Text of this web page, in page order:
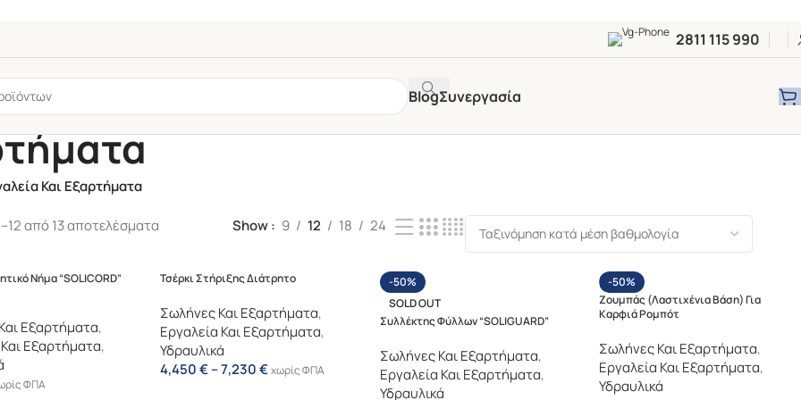
2811 115 990
BlogΣυνεργασία
Και Εξαρτήματα
από 13 αποτελέσματα Show 9 12 18 24
Νήμα “SOLICORD”
Εξαρτήματα,
Εξαρτήματα,
ΦΠΑ
Τσέρκι Στήριξης Διάτρητο
Σωλήνες Και Εξαρτήματα,
Εργαλεία Και Εξαρτήματα,
Υδραυλικά
4,450€ –7,230€χωρίς ΦΠΑ
-50%
SOLD OUT
Συλλέκτης Φύλλων “SOLIGUARD”
Σωλήνες Και Εξαρτήματα,
Εργαλεία Και Εξαρτήματα,
Υδραυλικά
-50%
Ζουμπάς (λαστιχένια Βάση) Για
Καρφιά Ρομπότ
Σωλήνες Και Εξαρτήματα,
Εργαλεία Και Εξαρτήματα,
Υδραυλικά